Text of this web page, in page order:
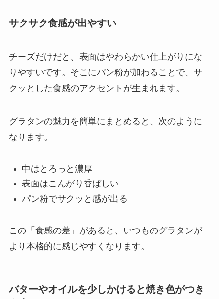
サクサク食感が出やすい
チーズだけだと、表面はやわらかい仕上がりにな
りやすいです。そこにパン粉が加わることで、サ
クッとした食感のアクセントが生まれます。
グラタンの魅力を簡単にまとめると、次のように
なります。
中はとろっと濃厚
表面はこんがり香ばしい
パン粉でサクッと感が出る
この「食感の差」があると、いつものグラタンが
より本格的に感じやすくなります。
バターやオイルを少しかけると焼き色がつき